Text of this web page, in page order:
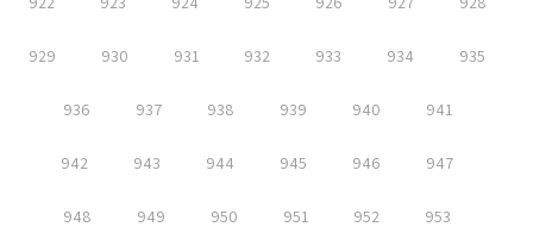
929 930 931 932 933 934 935
936 937 938 939 940 941
942 943 944 945 946 947
948 949 950 951 952 953